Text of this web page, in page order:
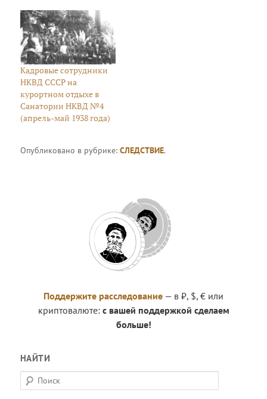
Кадровые сотрудники
НКВД СССР на
курортном отдыхе в
Санатории НКВД №4
(апрель-май 1938 года)
Опубликовано в рубрике:СЛЕДСТВИЕ.
Поддержите расследование — в ₽, $, € или
криптовалюте: с вашей поддержкой сделаем
больше!
НАЙТИ
П
о